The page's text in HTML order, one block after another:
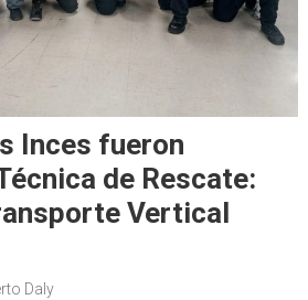
Inces fueron
de Rescate:
Vertical
Daly